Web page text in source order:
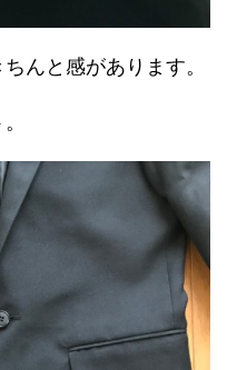
んと感があります。